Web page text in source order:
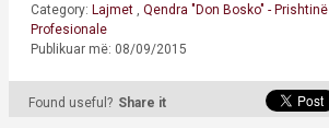
Category: Lajmet Qendra "Don Bosko" - Prishtinë
Profesionale
Publikuar më: 08/09/2015
Found useful? Share it